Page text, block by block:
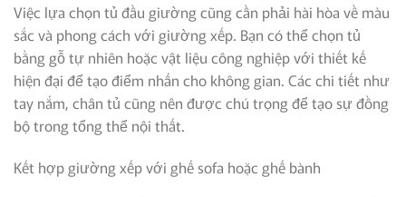
Việc lựa chọn tủ đầu giường cũng cần phải hài hòa về màu
sắc và phong cách với giường xếp. Bạn có thể chọn tủ
bằng gỗ tự nhiên hoặc vật liệu công nghiệp với thiết kế
hiện đại để tạo điểm nhấn cho không gian. Các chi tiết như
tay nắm, chân tủ cũng nên được chú trọng để tạo sự đồng
bộ trong tổng thể nội thất.
Kết hợp giường xếp với ghế sofa hoặc ghế bành